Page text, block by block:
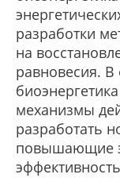
разработки
на
равновесия.
механизмы
разработать
повышающие